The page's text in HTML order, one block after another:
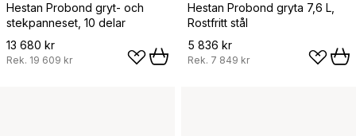
Hestan Probond gryt- och
stekpanneset, 10 delar
13 680 kr
Rek. 19 609 kr
Hestan Probond gryta 7,6 L,
Rostfritt stål
5 836 kr
Rek. 7 849 kr